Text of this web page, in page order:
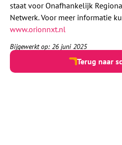
staat voor Onafhankelijk
Netwerk. Voor meer informatie
www.orionnxt.nl
Bijgewerkt op: 26 juni 2025
Terug naar